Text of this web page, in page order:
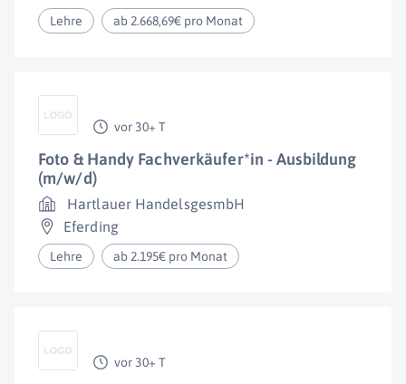
Lehre ab 2.668,69€ pro Monat
vor 30+ T
Foto & Handy Fachverkäufer*in - Ausbildung
(m/w/d)
Hartlauer HandelsgesmbH
Eferding
Lehre ab 2.195€ pro Monat
vor 30+ T